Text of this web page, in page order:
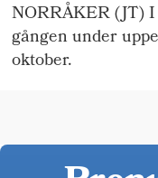
NORRÅKER (JT)
gången under
oktober.